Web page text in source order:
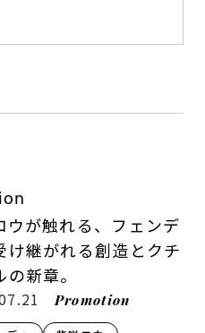
ウが触れる、フェンデ
け継がれる創造とクチ
の新章。
Promotion